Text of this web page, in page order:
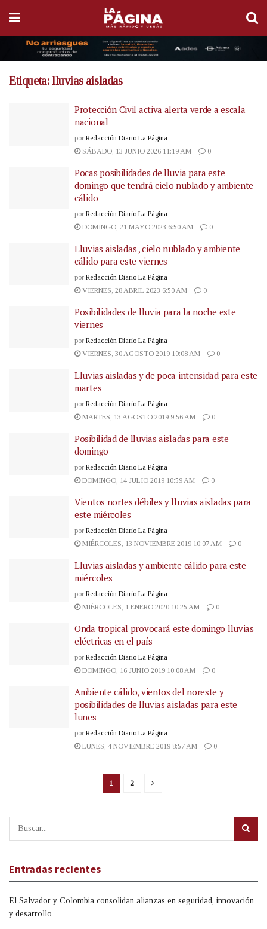
Etiqueta:lluvias aisladas
Protección Civil activa alerta verde a escala
nacional
por Redacción Diario La Página
SÁBADO, 13 JUNIO 2026 11:19 AM
0
Pocas posibilidades de lluvia para este
domingo que tendrá cielo nublado y ambiente
cálido
por Redacción Diario La Página
DOMINGO, 21 MAYO 2023 6:50 AM
0
Lluvias aisladas , cielo nublado y ambiente
cálido para este viernes
por Redacción Diario La Página
VIERNES, 28 ABRIL 2023 6:50 AM
0
Posibilidades de lluvia para la noche este
viernes
por Redacción Diario La Página
VIERNES, 30 AGOSTO 2019 10:08 AM
0
Lluvias aisladas y de poca intensidad para este
martes
por Redacción Diario La Página
MARTES, 13 AGOSTO 2019 9:56 AM
0
Posibilidad de lluvias aisladas para este
domingo
por Redacción Diario La Página
DOMINGO, 14 JULIO 2019 10:59 AM
0
Vientos nortes débiles y lluvias aisladas para
este miércoles
por Redacción Diario La Página
MIÉRCOLES, 13 NOVIEMBRE 2019 10:07 AM
0
Lluvias aisladas y ambiente cálido para este
miércoles
por Redacción Diario La Página
MIÉRCOLES, 1 ENERO 2020 10:25 AM
0
Onda tropical provocará este domingo lluvias
eléctricas en el país
por Redacción Diario La Página
DOMINGO, 16 JUNIO 2019 10:08 AM
0
Ambiente cálido, vientos del noreste y
posibilidades de lluvias aisladas para este
lunes
por Redacción Diario La Página
LUNES, 4 NOVIEMBRE 2019 8:57 AM
0
1 2
Entradas recientes
El Salvador y Colombia consolidan alianzas en seguridad, innovación
y desarrollo